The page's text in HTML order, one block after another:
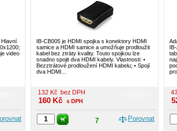
Hlavní
video
IB-CB005 je HDMI spojka s konektory HDMI
samice a HDMI samice a umožňuje prodloužit
kabel bez ztráty kvality. Touto spojkou lze
snadno spojit dva HDMI kabely. Vlastnosti: •
Bezztrátové prodloužení HDMI kabelu; • Spojí
dva HDMI...
132 Kč bez DPH
160 Kč s DPH
Porovnat
7